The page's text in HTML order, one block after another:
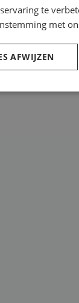
te
met
AFWIJZEN